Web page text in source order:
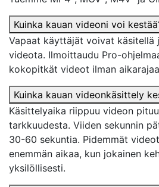
Kuinka kauan videoni voi
Vapaat käyttäjät voivat käsitellä
videota. Ilmoittaudu Pro-
kokopitkät videot ilman
Kuinka kauan videonkäsittely
Käsittelyaika riippuu videon
tarkkuudesta. Viiden sekunnin
30-60 sekuntia. Pidemmät
enemmän aikaa, kun jokainen
yksilöllisesti.